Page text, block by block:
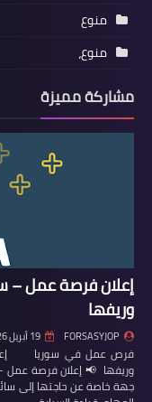
منوع
منوع،
مشاركة مميزة
إعلان فرصة عمل –
وريفها
FORSASYJOP 19 أبريل 2026
فرص عمل في سوريا
وريفها 📢 إعلان فرصة عمل
جهة خاصة عن حاجتها إلى